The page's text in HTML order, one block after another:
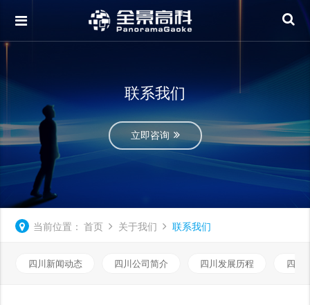
联系我们
立即咨询
当前位置： 首页 关于我们 联系我们
四川新闻动态 四川公司简介 四川发展历程 四川